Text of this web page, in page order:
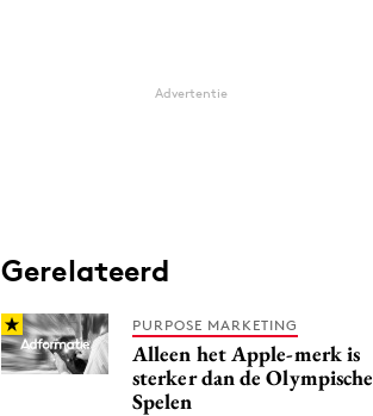
Advertentie
Gerelateerd
PURPOSE MARKETING
Alleen het Apple-merk is
sterker dan de Olympische
Spelen